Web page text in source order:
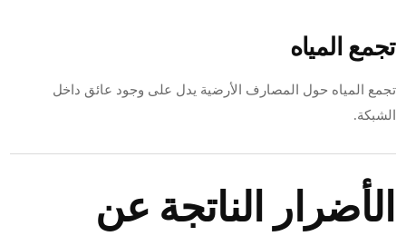
تجمع المياه
تجمع المياه حول المصارف الأرضية يدل على وجود عائق داخل
الشبكة.
الأضرار الناتجة عن